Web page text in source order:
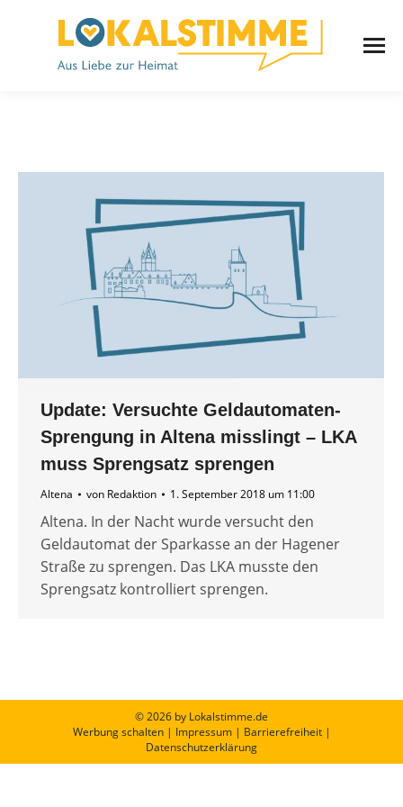
Update: Versuchte Geldautomaten-
Sprengung in Altena misslingt – LKA
muss Sprengsatz sprengen
Altena von Redaktion 1. September 2018 um 11:00
Altena. In der Nacht wurde versucht den
Geldautomat der Sparkasse an der Hagener
Straße zu sprengen. Das LKA musste den
Sprengsatz kontrolliert sprengen.
© 2026 by Lokalstimme.de
Werbung schalten| Impressum| Barrierefreiheit|
Datenschutzerklärung